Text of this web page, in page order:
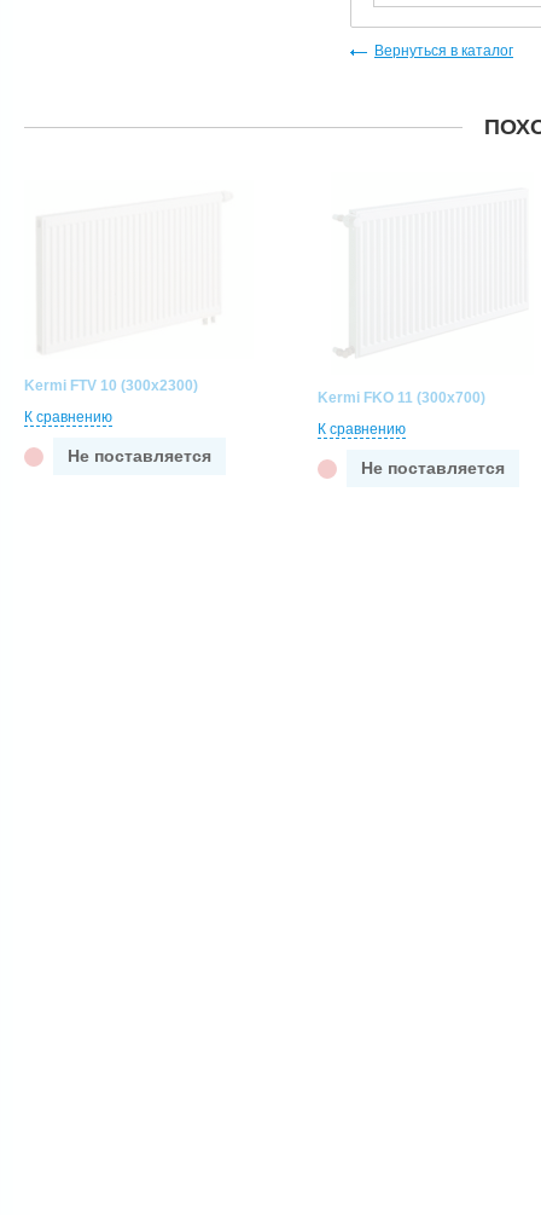
Вернуться в каталог
Kermi FTV 10 (300x2300)
К сравнению
Не поставляется
Kermi FKO 11 (300x700)
К сравнению
Не поставляется